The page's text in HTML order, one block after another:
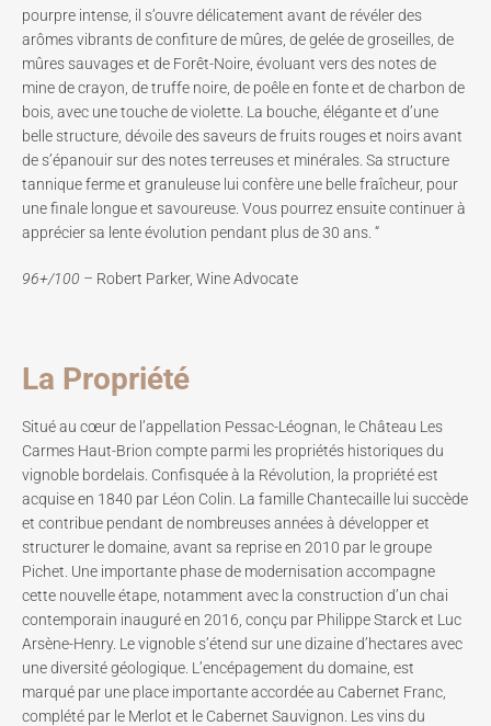
pourpre intense, il s’ouvre délicatement avant de révéler des
arômes vibrants de confiture de mûres, de gelée de groseilles, de
mûres sauvages et de Forêt-Noire, évoluant vers des notes de
mine de crayon, de truffe noire, de poêle en fonte et de charbon de
bois, avec une touche de violette. La bouche, élégante et d’une
belle structure, dévoile des saveurs de fruits rouges et noirs avant
de s’épanouir sur des notes terreuses et minérales. Sa structure
tannique ferme et granuleuse lui confère une belle fraîcheur, pour
une finale longue et savoureuse. Vous pourrez ensuite continuer à
apprécier sa lente évolution pendant plus de 30 ans. “
96+/100 – Robert Parker, Wine Advocate
La Propriété
Situé au cœur de l’appellation Pessac-Léognan, le Château Les
Carmes Haut-Brion compte parmi les propriétés historiques du
vignoble bordelais. Confisquée à la Révolution, la propriété est
acquise en 1840 par Léon Colin. La famille Chantecaille lui succède
et contribue pendant de nombreuses années à développer et
structurer le domaine, avant sa reprise en 2010 par le groupe
Pichet. Une importante phase de modernisation accompagne
cette nouvelle étape, notamment avec la construction d’un chai
contemporain inauguré en 2016, conçu par Philippe Starck et Luc
Arsène-Henry. Le vignoble s’étend sur une dizaine d’hectares avec
une diversité géologique. L’encépagement du domaine, est
marqué par une place importante accordée au Cabernet Franc,
complété par le Merlot et le Cabernet Sauvignon. Les vins du